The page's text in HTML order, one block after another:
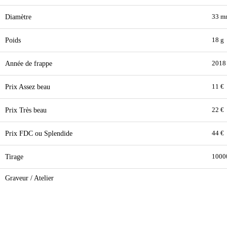
Diamètre 33
Poids 18 g
Année de frappe 2018
Prix Assez beau 11 €
Prix Très beau 22 €
Prix FDC ou Splendide 44 €
Tirage
Graveur / Atelier